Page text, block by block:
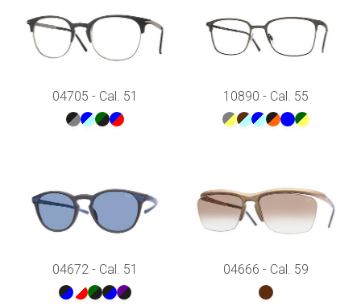
04705 - Cal. 51 10890 - Cal. 55
04672 - Cal. 51 04666 - Cal. 59